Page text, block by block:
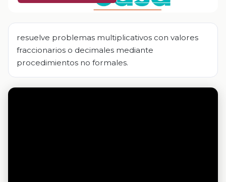
resuelve problemas multiplicativos con valores
fraccionarios o decimales mediante
procedimientos no formales.